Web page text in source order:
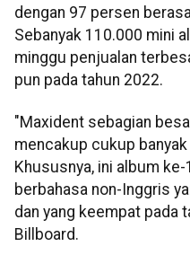
dengan 97 persen
Sebanyak 110.000 mini
minggu penjualan
pun pada tahun 2022.
"Maxident sebagian
mencakup cukup
Khususnya, ini album
berbahasa non-Inggris
dan yang keempat pada
Billboard.